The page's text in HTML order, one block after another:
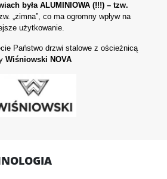
była ALUMINIOWA (!!!) – tzw.
„zimna”, co ma ogromny wpływ na
użytkowanie.
Państwo drzwi stalowe z ościeżnicą
Wiśniowski NOVA